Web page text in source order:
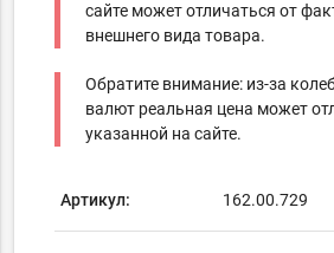
сайте может отличаться от
внешнего вида товара.
Обратите внимание: из-за
валют реальная цена может
указанной на сайте.
Артикул: 162.00.729